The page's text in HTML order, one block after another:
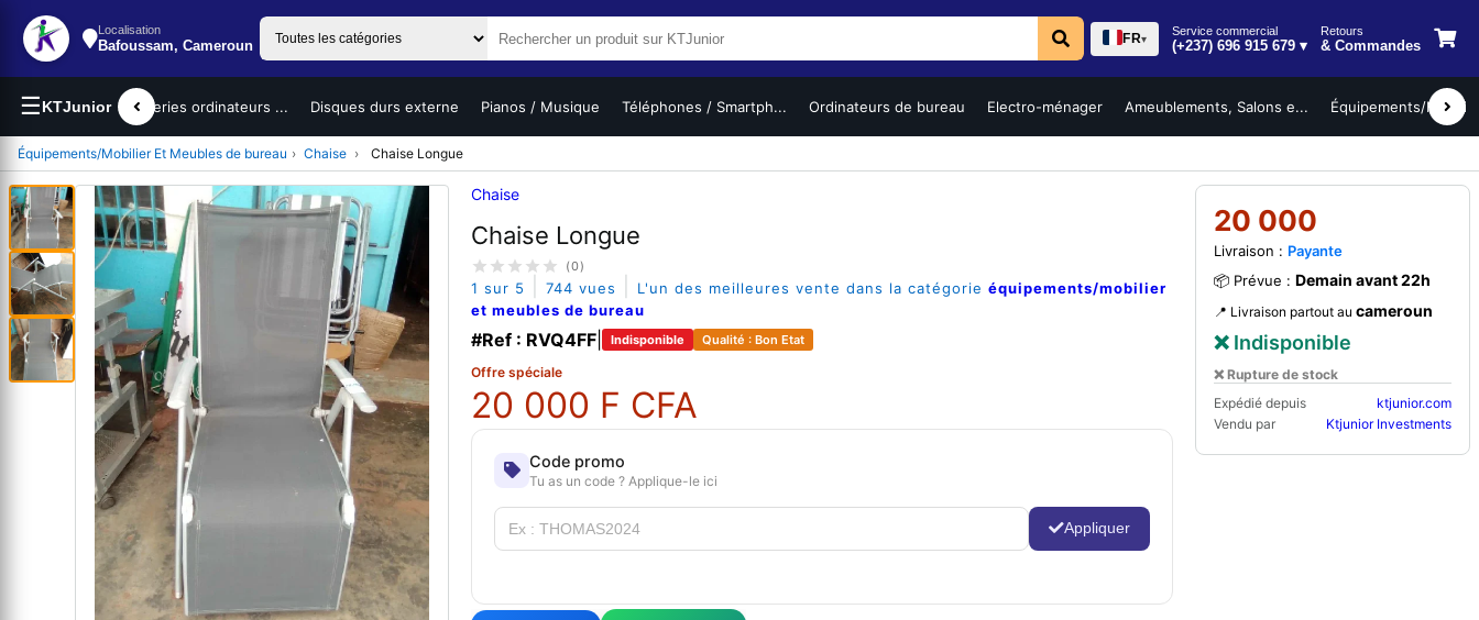
Localisation
Bafoussam, Cameroun FR▾
Service commercial
(+237) 696 915 679 ▾
Retours
& Commandes
☰KTJunior
portables Batteries ordinateurs ... Disques durs externe Pianos / Musique Téléphones / Smartph... Ordinateurs de bureau Electro-ménager Ameublements, Salons e... Équipements/
Équipements/Mobilier Et Meubles de bureau › Chaise › Chaise Longue
Chaise
Chaise Longue
(0)
1 sur 5 744 vues L'un des meilleures vente dans la catégorie équipements/mobilier
et meubles de bureau
#Ref : RVQ4FF Indisponible Qualité : Bon Etat
Offre spéciale
20 000 F CFA
Code promo
Tu as un code ? Applique-le ici
Appliquer
20 000
Livraison : Payante
📦 Prévue : Demain avant 22h
📍 Livraison partout au cameroun
❌ Indisponible
❌ Rupture de stock
Expédié depuis
ktjunior.com
Vendu par
Ktjunior Investments